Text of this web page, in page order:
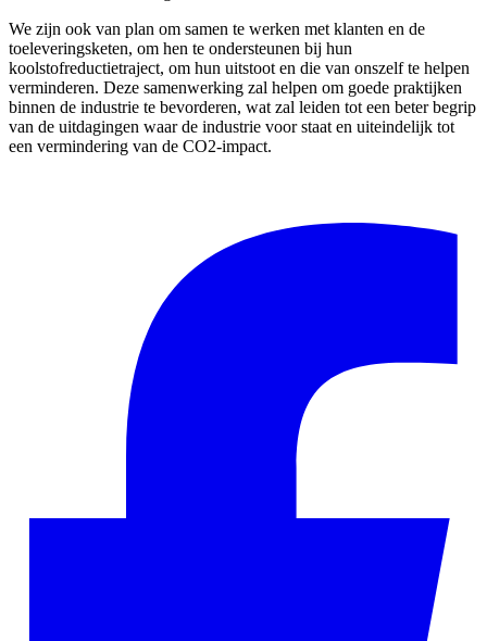
We zijn ook van plan om samen te werken met klanten en de
toeleveringsketen, om hen te ondersteunen bij hun
koolstofreductietraject, om hun uitstoot en die van onszelf te helpen
verminderen. Deze samenwerking zal helpen om goede praktijken
binnen de industrie te bevorderen, wat zal leiden tot een beter begrip
van de uitdagingen waar de industrie voor staat en uiteindelijk tot
een vermindering van de CO2-impact.